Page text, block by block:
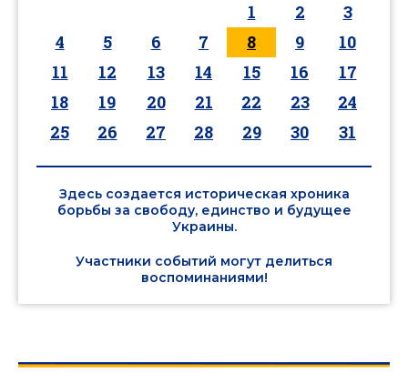
1 2
3
4
5 6 7 8 9
10
11
12 13 14 15 16
17
18
19 20 21 22 23
24
25
26 27 28 29 30 31
Здесь создается историческая хроника
борьбы за свободу, единство и будущее
Украины.
Участники событий могут делиться
воспоминаниями!